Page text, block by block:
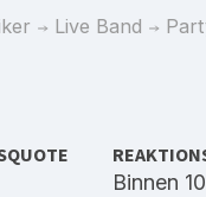
Live Band
Binnen